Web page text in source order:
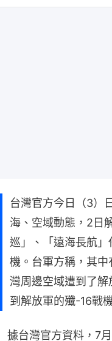
台灣官方今日（3）
海、空域動態，2日
巡」、「遠海長航
機。台軍方稱，其
灣周邊空域遭到了
到解放軍的殲-16戰
據台灣官方資料，7